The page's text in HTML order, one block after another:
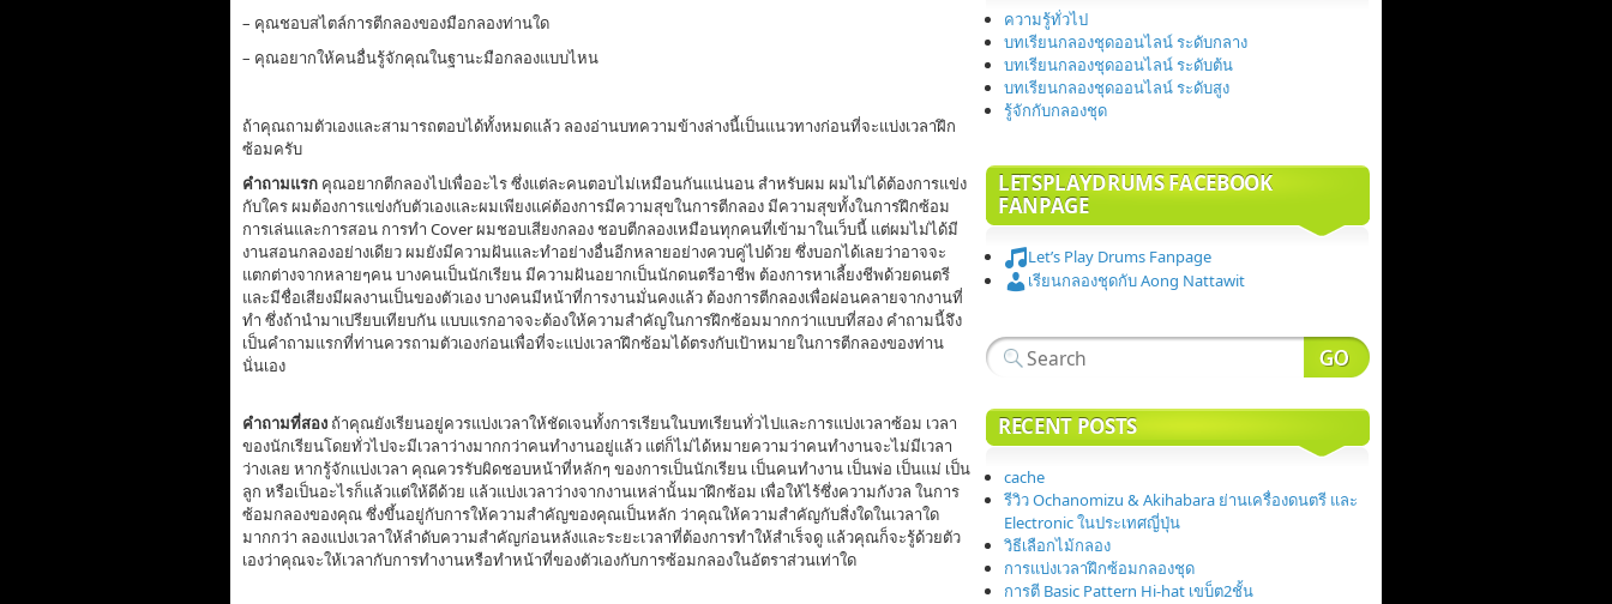
– คุณชอบสไตล์การตีกลองของมือกลองท่านใด
– คุณอยากให้คนอื่นรู้จักคุณในฐานะมือกลองแบบไหน
ถ้าคุณถามตัวเองและสามารถตอบได้ทั้งหมดแล้ว ลองอ่านบทความข้างล่างนี้เป็นแนวทางก่อนที่จะแบ่งเวลาฝึก
ซ้อมครับ
คำถามแรก คุณอยากตีกลองไปเพื่ออะไร ซึ่งแต่ละคนตอบไม่เหมือนกันแน่นอน สำหรับผม ผมไม่ได้ต้องการแข่ง
กับใคร ผมต้องการแข่งกับตัวเองและผมเพียงแค่ต้องการมีความสุขในการตีกลอง มีความสุขทั้งในการฝึกซ้อม
การเล่นและการสอน การทำ Cover ผมชอบเสียงกลอง ชอบตีกลองเหมือนทุกคนที่เข้ามาในเว็บนี้ แต่ผมไม่ได้มี
งานสอนกลองอย่างเดียว ผมยังมีความฝันและทำอย่างอื่นอีกหลายอย่างควบคู่ไปด้วย ซึ่งบอกได้เลยว่าอาจจะ
แตกต่างจากหลายๆคน บางคนเป็นนักเรียน มีความฝันอยากเป็นนักดนตรีอาชีพ ต้องการหาเลี้ยงชีพด้วยดนตรี
และมีชื่อเสียงมีผลงานเป็นของตัวเอง บางคนมีหน้าที่การงานมั่นคงแล้ว ต้องการตีกลองเพื่อผ่อนคลายจากงานที่
ทำ ซึ่งถ้านำมาเปรียบเทียบกัน แบบแรกอาจจะต้องให้ความสำคัญในการฝึกซ้อมมากกว่าแบบที่สอง คำถามนี้จึง
เป็นคำถามแรกที่ท่านควรถามตัวเองก่อนเพื่อที่จะแบ่งเวลาฝึกซ้อมได้ตรงกับเป้าหมายในการตีกลองของท่าน
นั่นเอง
คำถามที่สอง ถ้าคุณยังเรียนอยู่ควรแบ่งเวลาให้ชัดเจนทั้งการเรียนในบทเรียนทั่วไปและการแบ่งเวลาซ้อม เวลา
ของนักเรียนโดยทั่วไปจะมีเวลาว่างมากกว่าคนทำงานอยู่แล้ว แต่ก็ไม่ได้หมายความว่าคนทำงานจะไม่มีเวลา
ว่างเลย หากรู้จักแบ่งเวลา คุณควรรับผิดชอบหน้าที่หลักๆ ของการเป็นนักเรียน เป็นคนทำงาน เป็นพ่อ เป็นแม่ เป็น
ลูก หรือเป็นอะไรก็แล้วแต่ให้ดีด้วย แล้วแบ่งเวลาว่างจากงานเหล่านั้นมาฝึกซ้อม เพื่อให้ไร้ซึ่งความกังวล ในการ
ซ้อมกลองของคุณ ซึ่งขึ้นอยู่กับการให้ความสำคัญของคุณเป็นหลัก ว่าคุณให้ความสำคัญกับสิ่งใดในเวลาใด
มากกว่า ลองแบ่งเวลาให้ลำดับความสำคัญก่อนหลังและระยะเวลาที่ต้องการทำให้สำเร็จดู แล้วคุณก็จะรู้ด้วยตัว
เองว่าคุณจะให้เวลากับการทำงานหรือทำหน้าที่ของตัวเองกับการซ้อมกลองในอัตราส่วนเท่าใด
ความรู้ทั่วไป
บทเรียนกลองชุดออนไลน์ ระดับกลาง
บทเรียนกลองชุดออนไลน์ ระดับต้น
บทเรียนกลองชุดออนไลน์ ระดับสูง
รู้จักกับกลองชุด
LETSPLAYDRUMS FACEBOOK
FANPAGE
Let’s Play Drums Fanpage
เรียนกลองชุดกับ Aong Nattawit
RECENT POSTS
cache
รีวิว Ochanomizu & Akihabara ย่านเครื่องดนตรี และ
Electronic ในประเทศญี่ปุ่น
วิธีเลือกไม้กลอง
การแบ่งเวลาฝึกซ้อมกลองชุด
การตี Basic Pattern Hi-hat เขบ็ต2ชั้น